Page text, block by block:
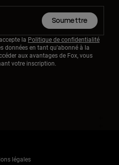
Soumettre
la Politique de confidentialité
données en tant qu'abonné à la
aux avantages de Fox, vous
votre inscription.
légales